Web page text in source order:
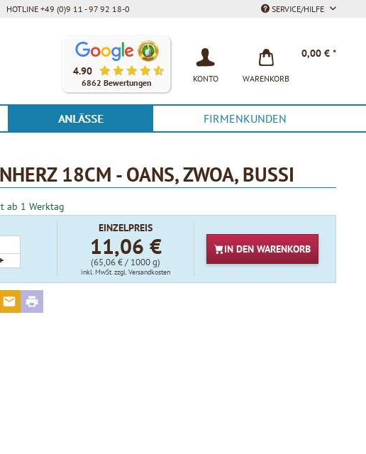
HOTLINE +49 (0)9 11 - 97 92 18-0 SERVICE/HILFE
Unsere Kunden bewerten unsere Produkte und unseren Service
4.90
6862 Bewertungen KONTO WARENKORB
0,00 € *
ANLÄSSE FIRMENKUNDEN
18CM - OANS, ZWOA, BUSSI
ab 1 Werktag
EINZELPREIS
11,06 €
(65,06 € / 1000 g)
inkl. MwSt.zzgl. Versandkosten
IN DEN WARENKORB
E-mailPrint